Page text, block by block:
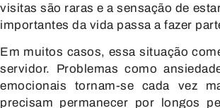
visitas são raras e a sensação de
importantes da vida passa a fazer
Em muitos casos, essa situação
servidor. Problemas como
emocionais tornam-se cada vez
precisam permanecer por longos